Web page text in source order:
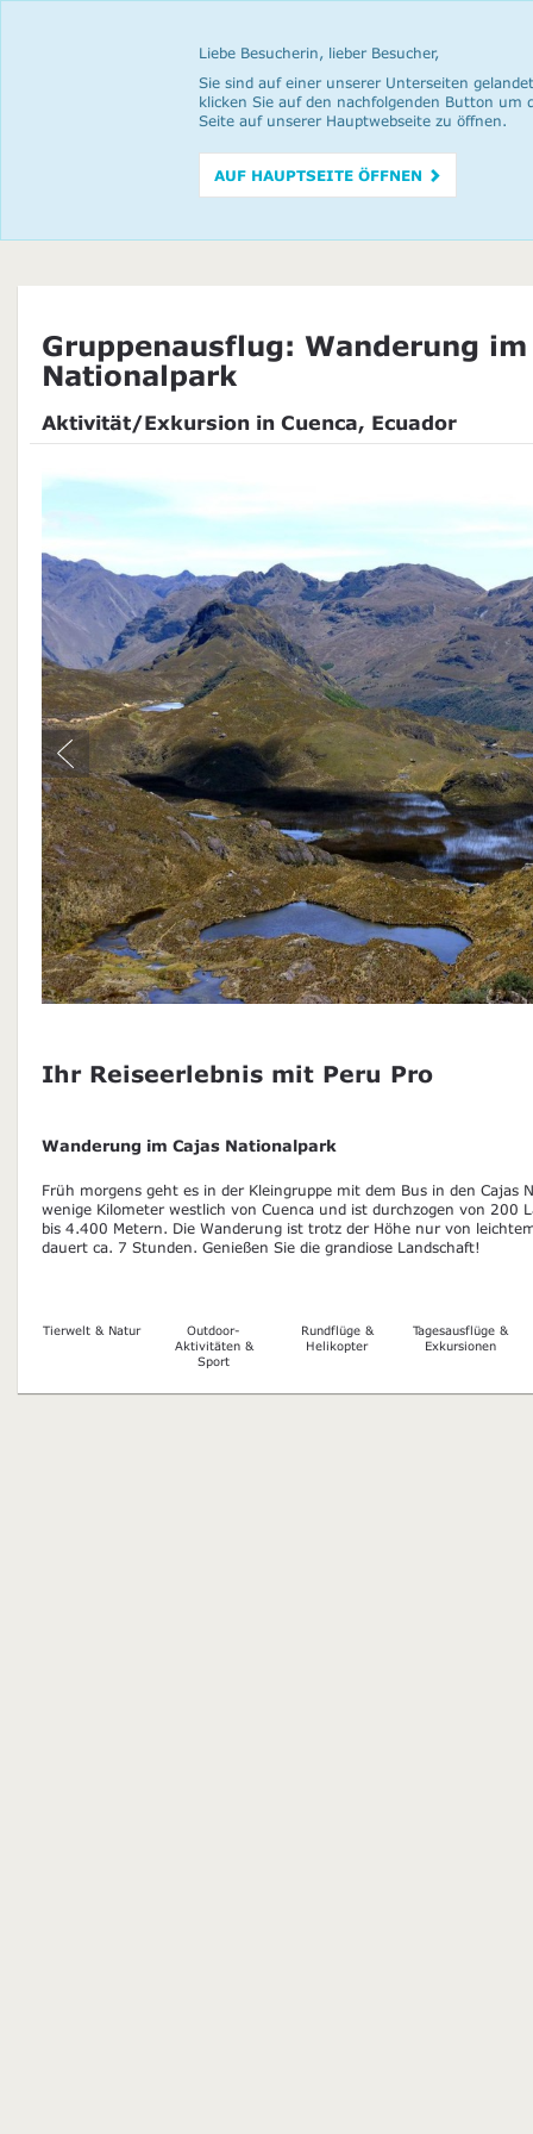
Liebe Besucherin, lieber Besucher,
Sie sind auf einer unserer Unterseiten
klicken Sie auf den nachfolgenden Button um
Seite auf unserer Hauptwebseite zu öffnen.
AUF HAUPTSEITE ÖFFNEN
Gruppenausflug: Wanderung im
Nationalpark
Aktivität/Exkursion in Cuenca, Ecuador
Ihr Reiseerlebnis mit Peru Pro
Wanderung im Cajas Nationalpark
Früh morgens geht es in der Kleingruppe mit dem Bus in den Cajas
wenige Kilometer westlich von Cuenca und ist durchzogen von 200
bis 4.400 Metern. Die Wanderung ist trotz der Höhe nur von
dauert ca. 7 Stunden. Genießen Sie die grandiose Landschaft!
Tierwelt & Natur
Outdoor-
Aktivitäten &
Sport
Rundflüge &
Helikopter
Tagesausflüge &
Exkursionen